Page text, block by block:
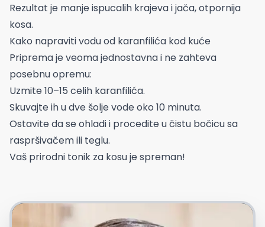
Rezultat je manje ispucalih krajeva i jača, otpornija
kosa.
Kako napraviti vodu od karanfilića kod kuće
Priprema je veoma jednostavna i ne zahteva
posebnu opremu:
Uzmite 10–15 celih karanfilića.
Skuvajte ih u dve šolje vode oko 10 minuta.
Ostavite da se ohladi i procedite u čistu bočicu sa
raspršivačem ili teglu.
Vaš prirodni tonik za kosu je spreman!
Foto: Freepik.com